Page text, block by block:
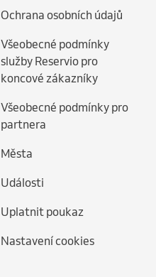
Ochrana osobních údajů
Všeobecné podmínky
služby Reservio pro
koncové zákazníky
Všeobecné podmínky pro
partnera
Města
Události
Uplatnit poukaz
Nastavení cookies